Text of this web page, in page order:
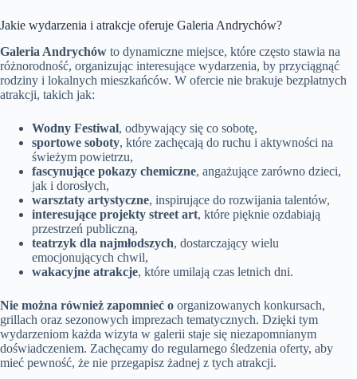
Jakie wydarzenia i atrakcje oferuje Galeria Andrychów?
Galeria Andrychów to dynamiczne miejsce, które często stawia na
różnorodność, organizując interesujące wydarzenia, by przyciągnąć
rodziny i lokalnych mieszkańców. W ofercie nie brakuje bezpłatnych
atrakcji, takich jak:
Wodny Festiwal, odbywający się co sobotę,
sportowe soboty, które zachęcają do ruchu i aktywności na
świeżym powietrzu,
fascynujące pokazy chemiczne, angażujące zarówno dzieci,
jak i dorosłych,
warsztaty artystyczne, inspirujące do rozwijania talentów,
interesujące projekty street art, które pięknie ozdabiają
przestrzeń publiczną,
teatrzyk dla najmłodszych, dostarczający wielu
emocjonujących chwil,
wakacyjne atrakcje, które umilają czas letnich dni.
Nie można również zapomnieć o organizowanych konkursach,
grillach oraz sezonowych imprezach tematycznych. Dzięki tym
wydarzeniom każda wizyta w galerii staje się niezapomnianym
doświadczeniem. Zachęcamy do regularnego śledzenia oferty, aby
mieć pewność, że nie przegapisz żadnej z tych atrakcji.